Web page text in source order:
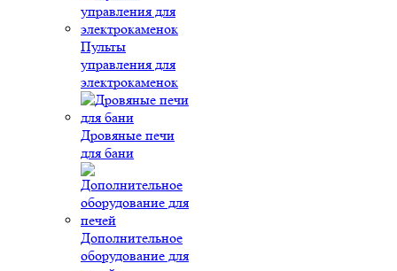
Пульты
управления для
электрокаменок
Дровяные печи
для бани
Дополнительное
оборудование для